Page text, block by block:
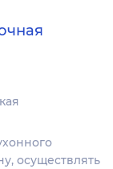
осуществлять